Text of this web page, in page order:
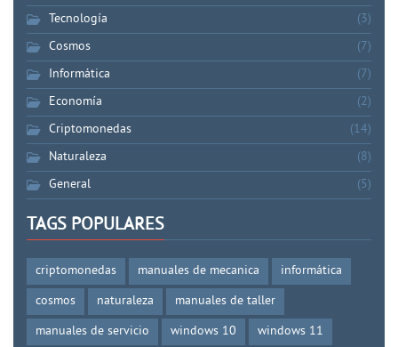
Tecnología
(3)
Cosmos
(7)
Informática
(7)
Economía
(2)
Criptomonedas
(14)
Naturaleza
(8)
General
(5)
TAGS POPULARES
criptomonedas manuales de mecanica
informática
cosmos
naturaleza
manuales de taller
manuales de servicio
windows 10 windows 11